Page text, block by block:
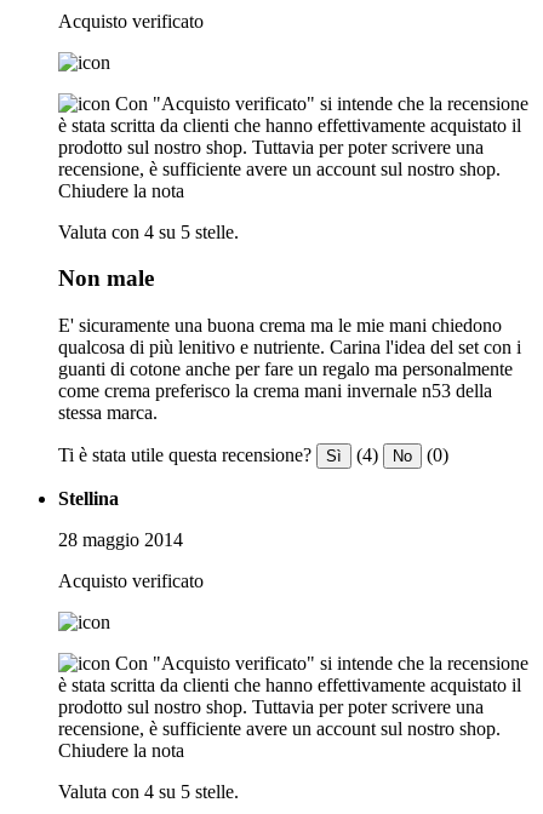
Acquisto verificato
Con "Acquisto verificato" si intende che la recensione
è stata scritta da clienti che hanno effettivamente acquistato il
prodotto sul nostro shop. Tuttavia per poter scrivere una
recensione, è sufficiente avere un account sul nostro shop.
Chiudere la nota
Valuta con 4 su 5 stelle.
Non male
E' sicuramente una buona crema ma le mie mani chiedono
qualcosa di più lenitivo e nutriente. Carina l'idea del set con i
guanti di cotone anche per fare un regalo ma personalmente
come crema preferisco la crema mani invernale n53 della
stessa marca.
Ti è stata utile questa recensione? Sì (4) No (0)
Stellina
28 maggio 2014
Acquisto verificato
Con "Acquisto verificato" si intende che la recensione
è stata scritta da clienti che hanno effettivamente acquistato il
prodotto sul nostro shop. Tuttavia per poter scrivere una
recensione, è sufficiente avere un account sul nostro shop.
Chiudere la nota
Valuta con 4 su 5 stelle.